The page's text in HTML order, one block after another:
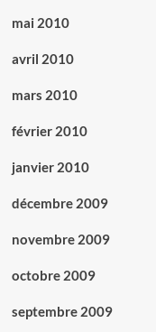
mai 2010
avril 2010
mars 2010
février 2010
janvier 2010
décembre 2009
novembre 2009
octobre 2009
septembre 2009